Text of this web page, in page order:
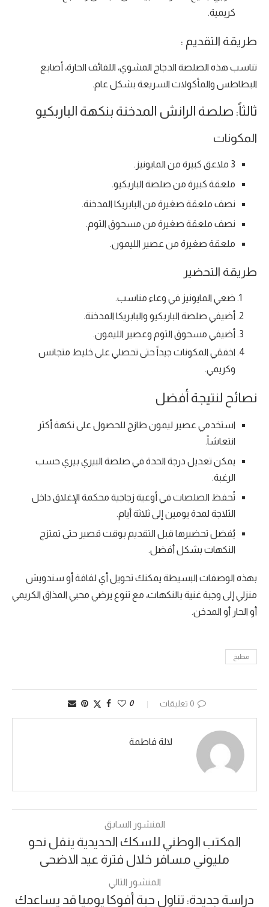
كريمية.
طريقة التقديم :
تناسب هذه الصلصة الدجاج المشوي، اللفائف الحارة، أصابع
البطاطس والمأكولات السريعة بشكل عام.
ثالثاً: صلصة الرانش المدخنة بنكهة الباربكيو
المكونات
3 ملاعق كبيرة من المايونيز.
ملعقة كبيرة من صلصة الباربكيو.
نصف ملعقة صغيرة من البابريكا المدخنة.
نصف ملعقة صغيرة من مسحوق الثوم.
ملعقة صغيرة من عصير الليمون.
طريقة التحضير
ضعي المايونيز في وعاء مناسب.
أضيفي صلصة الباربكيو والبابريكا المدخنة.
أضيفي مسحوق الثوم وعصير الليمون.
اخفقي المكونات جيداً حتى تحصلي على خليط متجانس
وكريمي.
نصائح لنتيجة أفضل
استخدمي عصير ليمون طازج للحصول على نكهة أكثر
انتعاشاً.
يمكن تعديل درجة الحدة في صلصة البيري بيري حسب
الرغبة.
تُحفظ الصلصات في أوعية زجاجية محكمة الإغلاق داخل
الثلاجة لمدة يومين إلى ثلاثة أيام.
يُفضل تحضيرها قبل التقديم بوقت قصير حتى تمتزج
النكهات بشكل أفضل.
بهذه الوصفات البسيطة يمكنك تحويل أي لفافة أو سندويش
منزلي إلى وجبة غنية بالنكهات، مع تنوع يرضي محبي المذاق الكريمي
أو الحار أو المدخن.
مطبخ
0 تعليقات 0
لالة فاطمة
المنشور السابق
المكتب الوطني للسكك الحديدية ينقل نحو
مليوني مسافر خلال فترة عيد الاضحى
المنشور التالي
دراسة جديدة: تناول حبة أفوكا يوميا قد يساعدك